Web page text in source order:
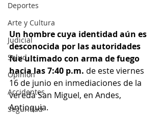
Deportes
Arte y Cultura
Judicial
Salud
Opinión
Accidentes
Seguridad
Un hombre cuya identidad aún es
desconocida por las autoridades
fue ultimado con arma de fuego
hacia las 7:40 p.m. de este viernes
16 de junio en inmediaciones de la
vereda San Miguel, en Andes,
Antioquia.